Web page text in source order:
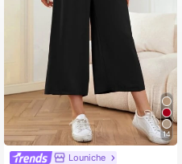
14
Louniche